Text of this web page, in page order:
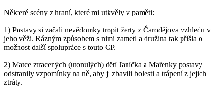
Některé scény z hraní, které mi utkvěly v paměti:
1) Postavy si začali nevědomky tropit žerty z Čarodějova vzhledu v
jeho věži. Rázným způsobem s nimi zametl a družina tak přišla o
možnost další spolupráce s touto CP.
2) Matce ztracených (utonulých) dětí Janíčka a Mařenky postavy
odstranily vzpomínky na ně, aby ji zbavili bolesti a trápení z jejich
ztráty.